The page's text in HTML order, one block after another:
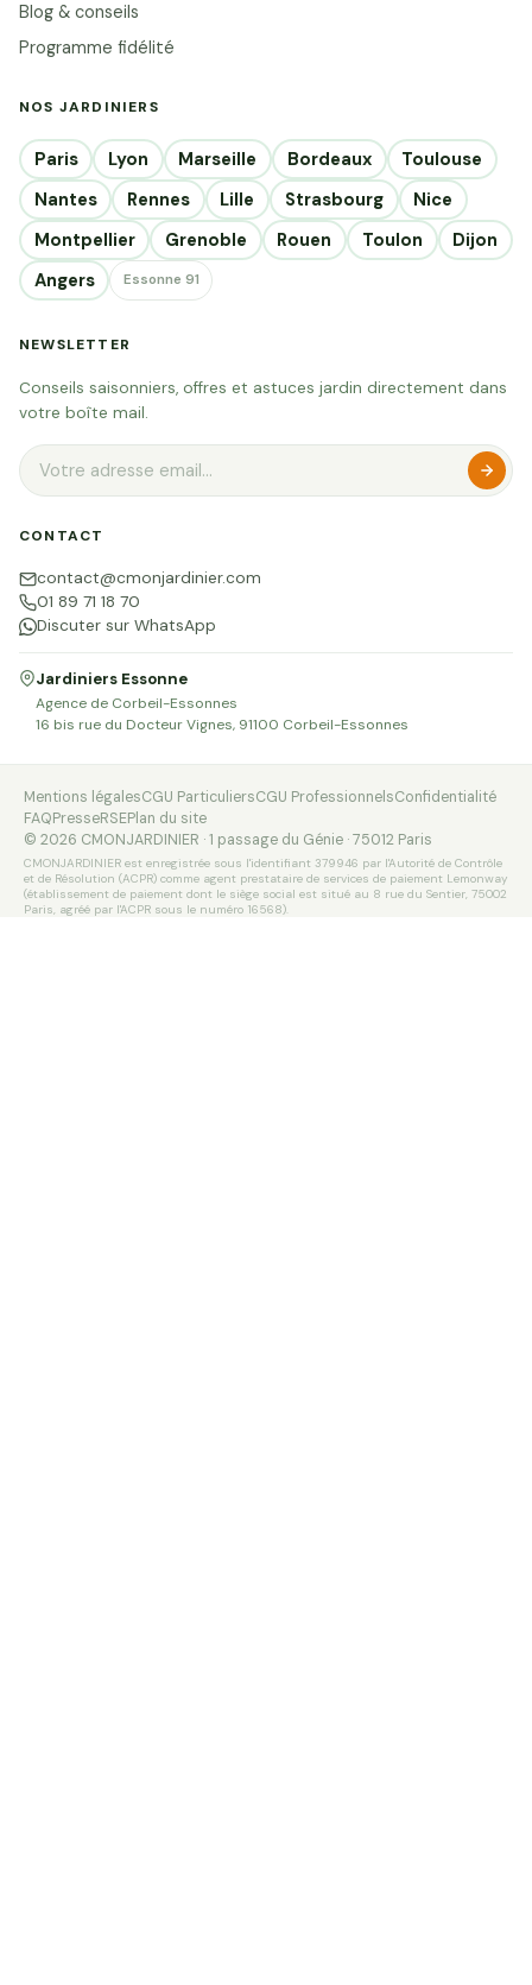
Blog & conseils
Programme fidélité
NOS JARDINIERS
Paris Lyon Marseille Bordeaux
Toulouse
Nantes
Rennes Lille Strasbourg
Nice
Montpellier
Grenoble Rouen Toulon
Dijon
Angers
Essonne 91
NEWSLETTER
Conseils saisonniers, offres et astuces jardin directement dans
votre boîte mail.
CONTACT
contact@cmonjardinier.com
01 89 71 18 70
Discuter sur WhatsApp
Jardiniers Essonne
Agence de Corbeil-Essonnes
16 bis rue du Docteur Vignes, 91100 Corbeil-Essonnes
Mentions légalesCGU ParticuliersCGU ProfessionnelsConfidentialité
FAQPresseRSEPlan du site
© 2026 CMONJARDINIER · 1 passage du Génie · 75012 Paris
CMONJARDINIER est enregistrée sous l'identifiant 379946 par l'Autorité de Contrôle
et de Résolution (ACPR) comme agent prestataire de services de paiement Lemonway
(établissement de paiement dont le siège social est situé au 8 rue du Sentier, 75002
Paris, agréé par l'ACPR sous le numéro 16568).